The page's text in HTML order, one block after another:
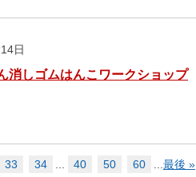
日
消しゴムはんこワークショップ
33 34 40 50 60 最後 »